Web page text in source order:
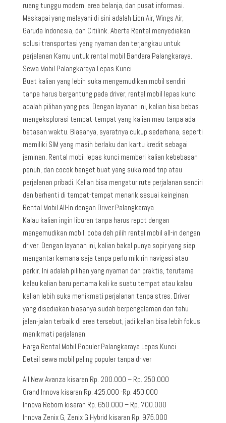
ruang tunggu modern, area belanja, dan pusat informasi.
Maskapai yang melayani di sini adalah Lion Air, Wings Air,
Garuda Indonesia, dan Citilink. Aberta Rental menyediakan
solusi transportasi yang nyaman dan terjangkau untuk
perjalanan Kamu untuk rental mobil Bandara Palangkaraya.
Sewa Mobil Palangkaraya Lepas Kunci
Buat kalian yang lebih suka mengemudikan mobil sendiri
tanpa harus bergantung pada driver, rental mobil lepas kunci
adalah pilihan yang pas. Dengan layanan ini, kalian bisa bebas
mengeksplorasi tempat-tempat yang kalian mau tanpa ada
batasan waktu. Biasanya, syaratnya cukup sederhana, seperti
memiliki SIM yang masih berlaku dan kartu kredit sebagai
jaminan. Rental mobil lepas kunci memberi kalian kebebasan
penuh, dan cocok banget buat yang suka road trip atau
perjalanan pribadi. Kalian bisa mengatur rute perjalanan sendiri
dan berhenti di tempat-tempat menarik sesuai keinginan.
Rental Mobil All-In dengan Driver Palangkaraya
Kalau kalian ingin liburan tanpa harus repot dengan
mengemudikan mobil, coba deh pilih rental mobil all-in dengan
driver. Dengan layanan ini, kalian bakal punya sopir yang siap
mengantar kemana saja tanpa perlu mikirin navigasi atau
parkir. Ini adalah pilihan yang nyaman dan praktis, terutama
kalau kalian baru pertama kali ke suatu tempat atau kalau
kalian lebih suka menikmati perjalanan tanpa stres. Driver
yang disediakan biasanya sudah berpengalaman dan tahu
jalan-jalan terbaik di area tersebut, jadi kalian bisa lebih fokus
menikmati perjalanan.
Harga Rental Mobil Populer Palangkaraya Lepas Kunci
Detail sewa mobil paling populer tanpa driver
All New Avanza kisaran Rp. 200.000 – Rp. 250.000
Grand Innova kisaran Rp. 425.000 -Rp. 450.000
Innova Reborn kisaran Rp. 650.000 – Rp. 700.000
Innova Zenix G, Zenix G Hybrid kisaran Rp. 975.000